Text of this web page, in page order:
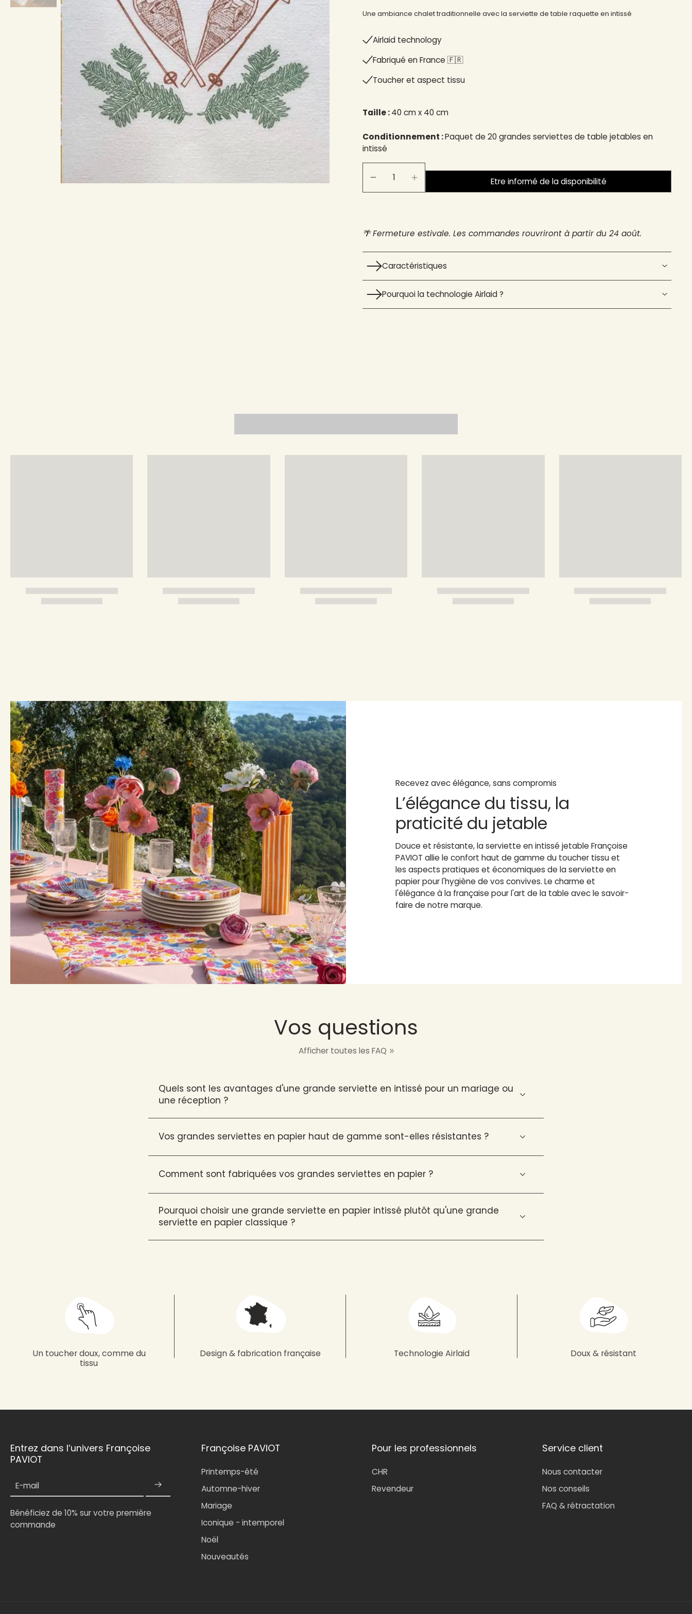
Une ambiance chalet traditionnelle avec la serviette de table raquette en intissé
Airlaid technology
Fabriqué en France 🇫🇷​
Toucher et aspect tissu
Taille :40 cm x 40 cm
Conditionnement :Paquet de 20 grandes serviettes de table jetables en
intissé
Etre informé de la disponibilité
🌴 Fermeture estivale. Les commandes rouvriront à partir du 24 août.
Caractéristiques
Pourquoi la technologie Airlaid ?
Recevez avec élégance, sans compromis
L’élégance du tissu, la
praticité du jetable
Douce et résistante, la serviette en intissé jetable Françoise
PAVIOT allie le confort haut de gamme du toucher tissu et
les aspects pratiques et économiques de la serviette en
papier pour l'hygiène de vos convives. Le charme et
l'élégance à la française pour l'art de la table avec le savoir-
faire de notre marque.
Vos questions
Afficher toutes les FAQ
Quels sont les avantages d'une grande serviette en intissé pour un mariage ou
une réception ?
Vos grandes serviettes en papier haut de gamme sont-elles résistantes ?
Comment sont fabriquées vos grandes serviettes en papier ?
Pourquoi choisir une grande serviette en papier intissé plutôt qu'une grande
serviette en papier classique ?
Un toucher doux, comme du
tissu
Design & fabrication française Technologie Airlaid Doux & résistant
Entrez dans l’univers Françoise
PAVIOT
E-mail
Bénéficiez de 10% sur votre première
commande
Françoise PAVIOT
Printemps-été
Automne-hiver
Mariage
Iconique - intemporel
Noël
Nouveautés
Pour les professionnels
CHR
Revendeur
Service client
Nous contacter
Nos conseils
FAQ & rétractation